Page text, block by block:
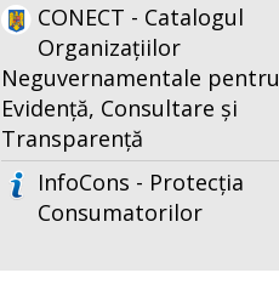
CONECT - Catalogul
Organizațiilor
Neguvernamentale pentru
Evidență, Consultare și
Transparență
InfoCons - Protecția
Consumatorilor